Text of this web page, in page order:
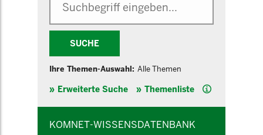
SUCHE
Ihre Themen-Auswahl: Alle Themen
Erweiterte Suche Themenliste Hilfe
KOMNET-WISSENSDATENBANK